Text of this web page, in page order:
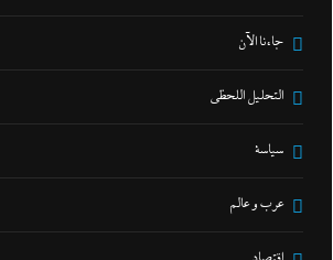
جاءنا الآن
التحليل اللحظي
سياسة
عرب و عالم